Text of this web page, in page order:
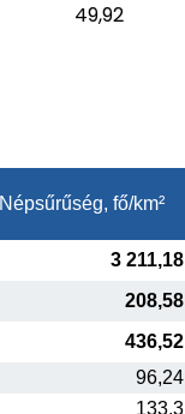
49,92
Népsűrűség, fő/km²
3 211,18
208,58
436,52
96,24
133,3